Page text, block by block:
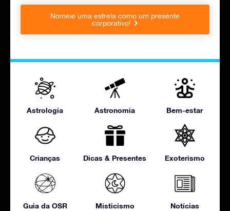
Nomeie uma estrela como um presente
corporativo!
Astrologia Astronomia Bem-estar
Crianças Dicas & Presentes Exoterismo
Guia da OSR Misticismo Notícias